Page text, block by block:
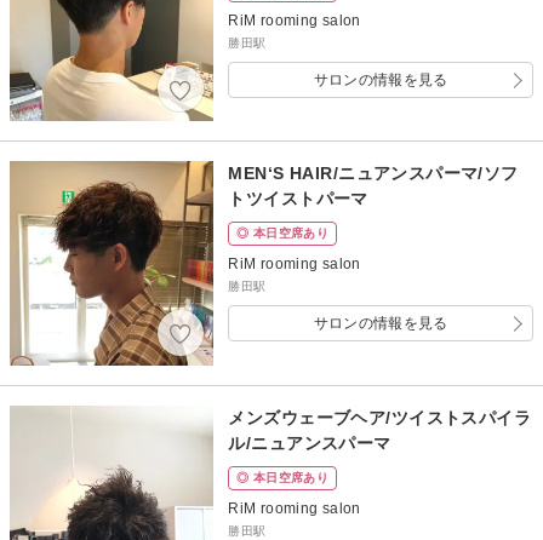
RiM rooming salon
勝田駅
サロンの情報を見る
MEN‘S HAIR/ニュアンスパーマ/ソフ
トツイストパーマ
◎ 本日空席あり
RiM rooming salon
勝田駅
サロンの情報を見る
メンズウェーブヘア/ツイストスパイラ
ル/ニュアンスパーマ
◎ 本日空席あり
RiM rooming salon
勝田駅